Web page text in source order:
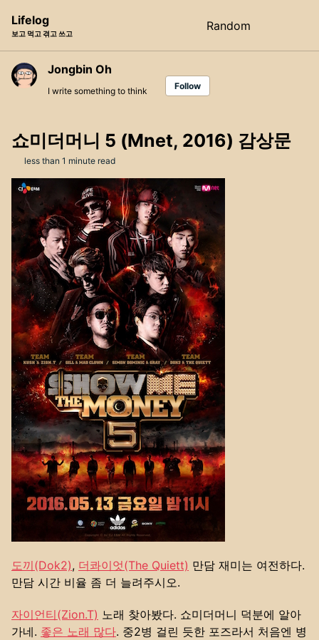
navigation
Lifelog
보고 먹고 겪고 쓰고
Random
Jongbin Oh
I write something to think Follow
쇼미더머니 5 (Mnet, 2016) 감상문
less than 1 minute read
도끼(Dok2), 더콰이엇(The Quiett) 만담 재미는 여전하다.
만담 시간 비율 좀 더 늘려주시오.
자이언티(Zion.T) 노래 찾아봤다. 쇼미더머니 덕분에 알아
가네. 좋은 노래 많다. 중2병 걸린 듯한 포즈라서 처음엔 병